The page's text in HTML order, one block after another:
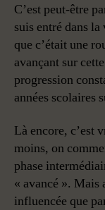
C’est peut-être
suis entré dans
que c’était une
avançant sur
progression
années scolaires
Là encore, c’est
moins, on
phase
« avancé ». Mais
influencée que